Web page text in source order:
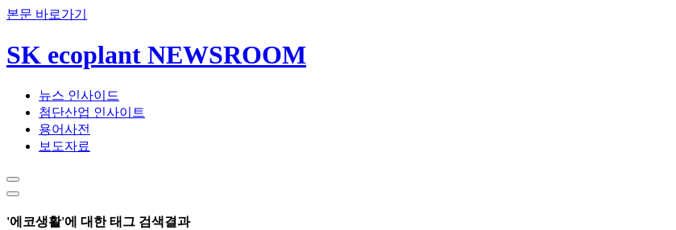
본문 바로가기
SK ecoplant NEWSROOM
뉴스 인사이드
첨단산업 인사이트
용어사전
보도자료
'에코생활'에 대한 태그 검색결과